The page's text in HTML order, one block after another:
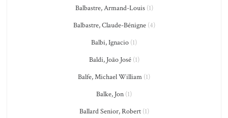
Balbastre, Armand-Louis(1)
Balbastre, Claude-Bénigne(4)
Balbi, Ignacio (1)
Baldi, João José(1)
Balfe, Michael William (1)
Balke, Jon (1)
Ballard Senior, Robert(1)